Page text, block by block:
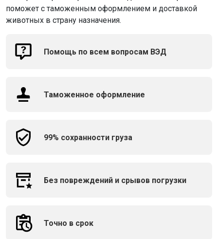
поможет с таможенным оформлением и доставкой
животных в страну назначения.
Помощь по всем вопросам ВЭД
Таможенное оформление
99% сохранности груза
Без повреждений и срывов погрузки
Точно в срок